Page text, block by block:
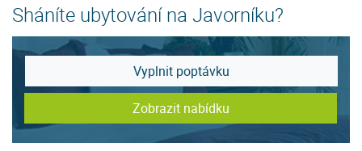
Sháníte ubytování na Javorníku?
Vyplnit poptávku
Zobrazit nabídku